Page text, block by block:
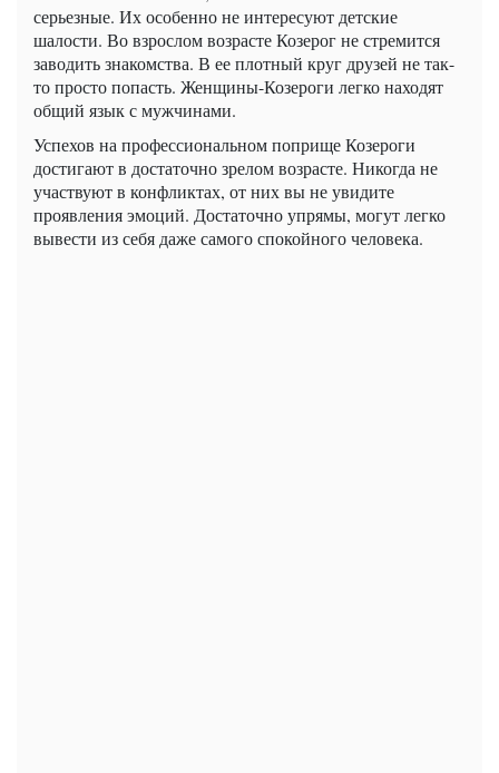
серьезные. Их особенно не интересуют детские
шалости. Во взрослом возрасте Козерог не стремится
заводить знакомства. В ее плотный круг друзей не так-
то просто попасть. Женщины-Козероги легко находят
общий язык с мужчинами.
Успехов на профессиональном поприще Козероги
достигают в достаточно зрелом возрасте. Никогда не
участвуют в конфликтах, от них вы не увидите
проявления эмоций. Достаточно упрямы, могут легко
вывести из себя даже самого спокойного человека.